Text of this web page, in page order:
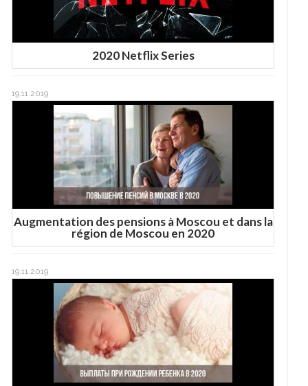
2020 Netflix Series
19.11.2019
Augmentation des pensions à Moscou et dans la
région de Moscou en 2020
19.11.2019